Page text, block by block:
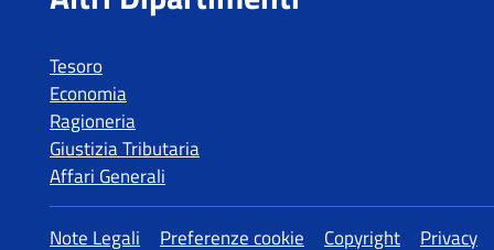
Tesoro
Economia
Ragioneria
Giustizia Tributaria
Affari Generali